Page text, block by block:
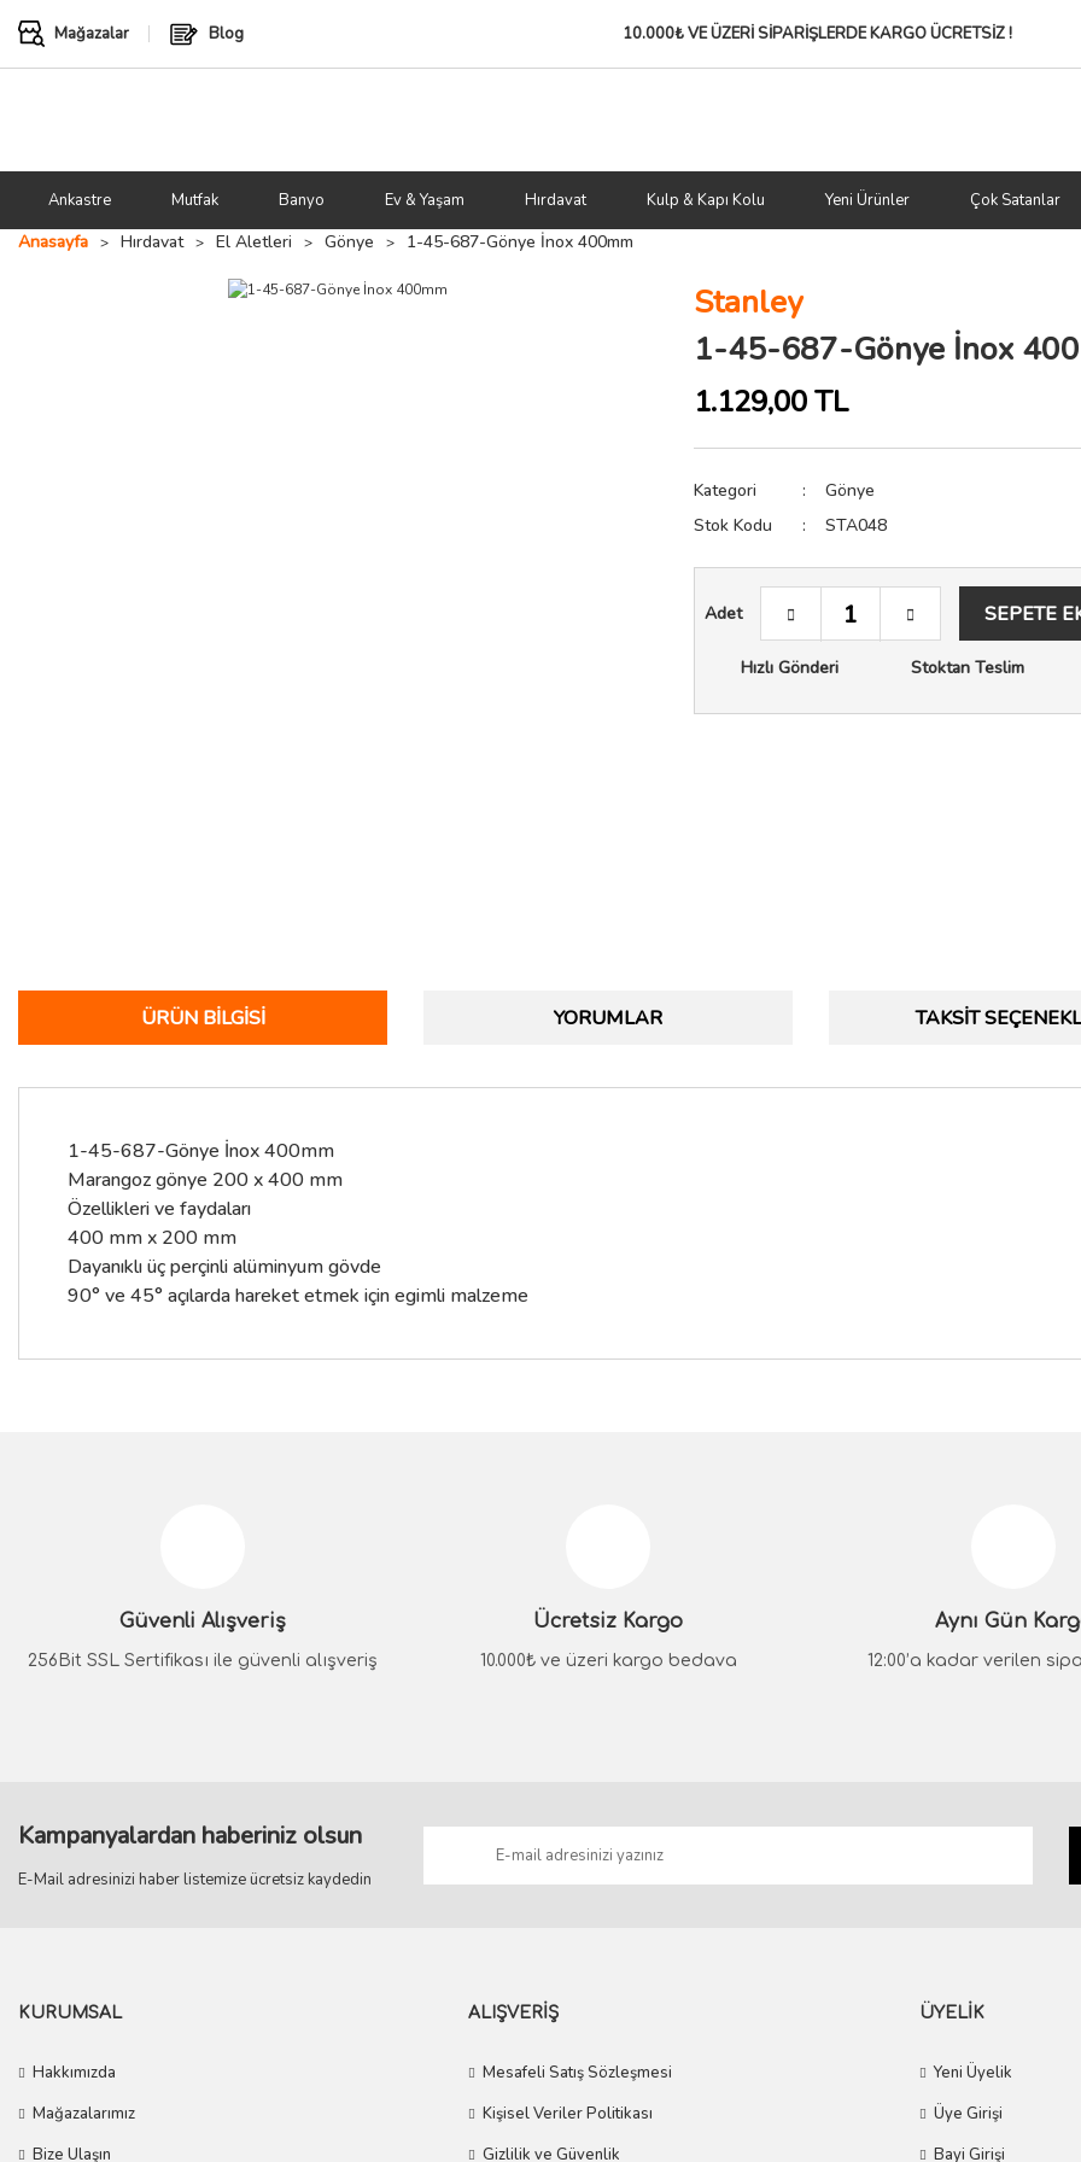
Mağazalar Blog 10.000₺ VE ÜZERİ SİPARİŞLERDEKARGO ÜCRETSİZ !
Ankastre Mutfak Banyo Ev & Yaşam Hırdavat Kulp & Kapı Kolu Yeni Ürünler Çok Satanlar
Anasayfa
Hırdavat El Aletleri Gönye 1-45-687-Gönye İnox 400mm
Stanley
1-45-687-Gönye İnox
1.129,00 TL
Kategori
Gönye
Stok Kodu
STA048
Adet SEPETE
Hızlı Gönderi Stoktan Teslim
ÜRÜN BILGISI YORUMLAR TAKSIT
1-45-687-Gönye İnox 400mm
Marangoz gönye 200 x 400 mm
Özellikleri ve faydaları
400 mm x 200 mm
Dayanıklı üç perçinli alüminyum gövde
90° ve 45° açılarda hareket etmek için egimli malzeme
Ürün bilgilerinde hatalar bulunuyor.
Ürün fiyatı diğer sitelerden daha pahalı.
Güvenli Alışveriş
256Bit SSL Sertifikası ile güvenli alışveriş
Ücretsiz Kargo
10.000₺ ve üzeri kargo bedava
Aynı Gün
12:00’a kadar verilen
Kampanyalardan haberiniz olsun
E-Mail adresinizi haber listemize ücretsiz kaydedin
KURUMSAL
Hakkımızda
Mağazalarımız
Bize Ulaşın
ALIŞVERİŞ
Mesafeli Satış Sözleşmesi
Kişisel Veriler Politikası
Gizlilik ve Güvenlik
ÜYELİK
Yeni Üyelik
Üye Girişi
Bayi Girişi